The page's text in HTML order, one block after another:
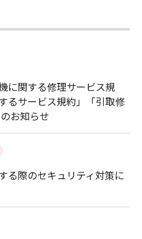
に関する修理サービス規
るサービス規約」「引取修
お知らせ
る際のセキュリティ対策に